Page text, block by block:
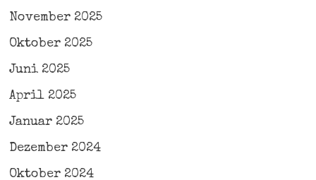
November 2025
Oktober 2025
Juni 2025
April 2025
Januar 2025
Dezember 2024
Oktober 2024